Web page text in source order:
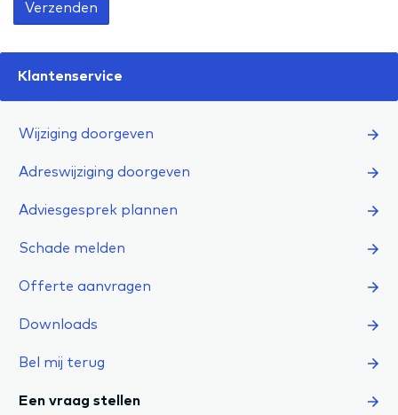
Verzenden
Klantenservice
Wijziging doorgeven
Adreswijziging doorgeven
Adviesgesprek plannen
Schade melden
Offerte aanvragen
Downloads
Bel mij terug
Een vraag stellen